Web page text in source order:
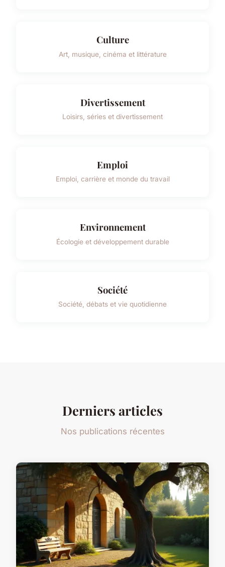
Culture
Art, musique, cinéma et littérature
Divertissement
Loisirs, séries et divertissement
Emploi
Emploi, carrière et monde du travail
Environnement
Écologie et développement durable
Société
Société, débats et vie quotidienne
Derniers articles
Nos publications récentes